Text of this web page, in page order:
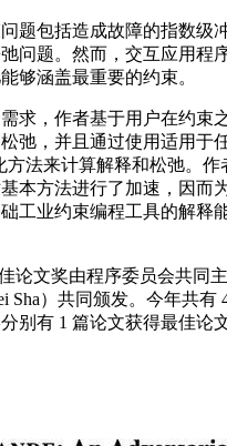
包括造成故障的指数级
问题。然而，交互应用程
够涵盖最重要的约束。
，作者基于用户在约束
弛，并且通过使用适用于
方法来计算解释和松弛。作
本方法进行了加速，因而
工业约束编程工具的解释
文奖由程序委员会共同主
Sha）共同颁发。今年共有
别有 1 篇论文获得最佳论